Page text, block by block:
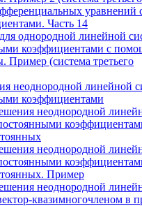
уравнений
Часть 14
однородной линейной
коэффициентами с
Пример (система третьего
неоднородной линейной
коэффициентами
неоднородной
неоднородной
Пример
неоднородной
квазимногочленом в